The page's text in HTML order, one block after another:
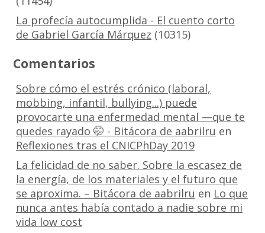
La profecía autocumplida - El cuento corto
de Gabriel García Márquez (10315)
Comentarios
Sobre cómo el estrés crónico (laboral,
mobbing, infantil, bullying...) puede
provocarte una enfermedad mental —que te
quedes rayado 🤭 - Bitácora de aabrilru en
Reflexiones tras el CNICPhDay 2019
La felicidad de no saber. Sobre la escasez de
la energía, de los materiales y el futuro que
se aproxima. – Bitácora de aabrilru en Lo que
nunca antes había contado a nadie sobre mi
vida low cost